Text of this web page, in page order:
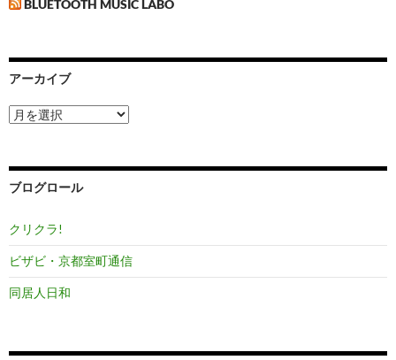
BLUETOOTH MUSIC LABO
アーカイブ
ア
ー
ブ
ブログロール
クリクラ!
ビザビ・京都室町通信
同居人日和